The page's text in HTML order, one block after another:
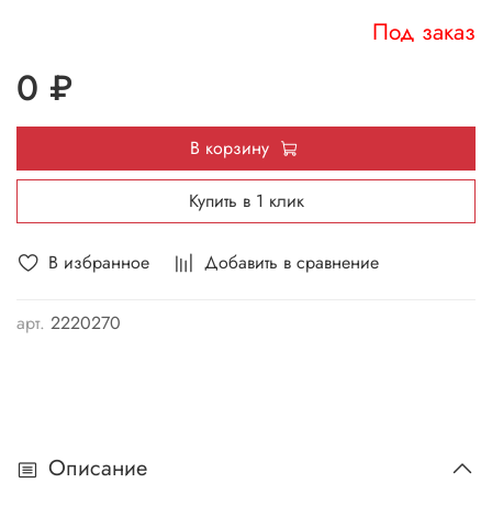
В избранное Добавить в сравнение
арт. 2220270
Под заказ
0 ₽
В корзину
Купить в 1 клик
Описание